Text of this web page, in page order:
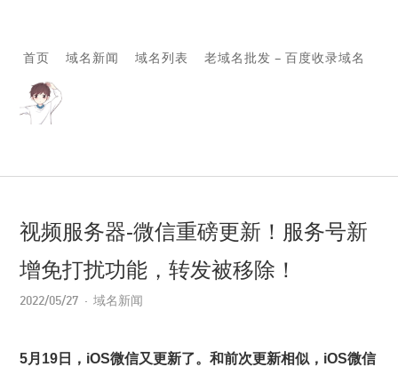
首页 域名新闻 域名列表 老域名批发 – 百度收录域名
视频服务器-微信重磅更新！服务号新
增免打扰功能，转发被移除！
2022/05/27 域名新闻
5月19日，iOS微信又更新了。和前次更新相似，iOS微信